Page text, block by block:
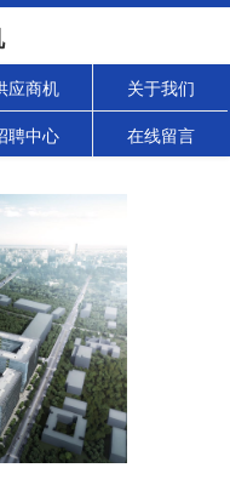
应商机 关于我们
聘中心 在线留言